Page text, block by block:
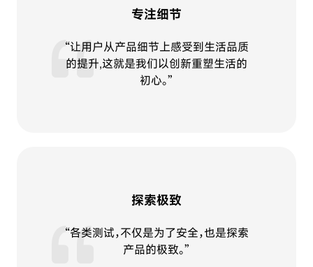
专注细节
“让用户从产品细节上感受到生活品质
的提升,这就是我们以创新重塑生活的
初心。”
探索极致
“各类测试，不仅是为了安全，也是探索
产品的极致。”